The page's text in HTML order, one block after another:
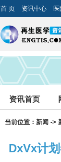
首 页 资讯中心 医
资讯首页
当前位置： 新闻 ->
DxVx计